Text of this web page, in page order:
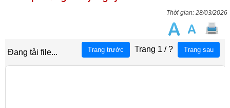
28/03/2026